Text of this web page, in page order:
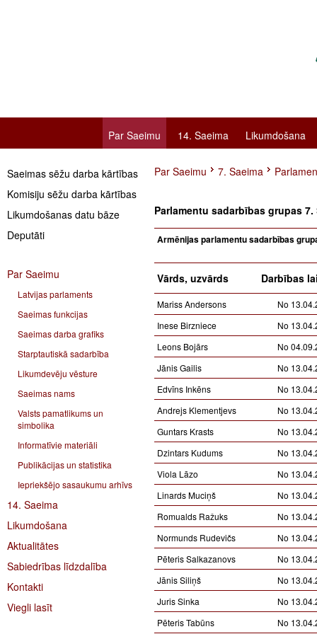
Par Saeimu 14. Saeima Likumdošana
Saeimas sēžu darba kārtības
Komisiju sēžu darba kārtības
Likumdošanas datu bāze
Deputāti
Par Saeimu
Latvijas parlaments
Saeimas funkcijas
Saeimas darba grafiks
Starptautiskā sadarbība
Likumdevēju vēsture
Saeimas nams
Valsts pamatlikums un
simbolika
Informatīvie materiāli
Publikācijas un statistika
Iepriekšējo sasaukumu arhīvs
14. Saeima
Likumdošana
Aktualitātes
Sabiedrības līdzdalība
Kontakti
Viegli lasīt
Par Saeimu 7. Saeima
Parlamentu sadarbības grupas 7.
Armēnijas parlamentu sadarbības
Vārds, uzvārds Darbības
Mariss Andersons
No
Inese Birzniece
No
Leons Bojārs
No
Jānis Gailis
No
Edvīns Inkēns
No
Andrejs Klementjevs
No
Guntars Krasts
No
Dzintars Kudums
No
Viola Lāzo
No
Linards Muciņš
No
Romualds Ražuks
No
Normunds Rudevičs
No
Pēteris Salkazanovs
No
Jānis Siliņš
No
Juris Sinka
No
Pēteris Tabūns
No